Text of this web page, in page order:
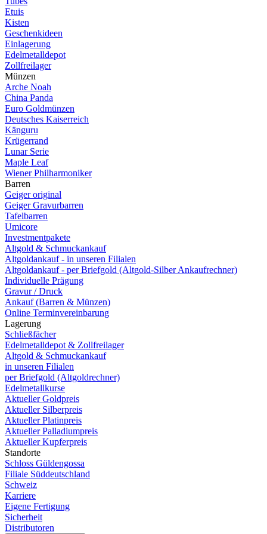
Etuis
Kisten
Geschenkideen
Einlagerung
Edelmetalldepot
Zollfreilager
Münzen
Arche Noah
China Panda
Euro Goldmünzen
Deutsches Kaiserreich
Känguru
Krügerrand
Lunar Serie
Maple Leaf
Wiener Philharmoniker
Barren
Geiger original
Geiger Gravurbarren
Tafelbarren
Umicore
Investmentpakete
Altgold & Schmuckankauf
Altgoldankauf - in unseren Filialen
Altgoldankauf - per Briefgold (Altgold-Silber Ankaufrechner)
Individuelle Prägung
Gravur / Druck
Ankauf (Barren & Münzen)
Online Terminvereinbarung
Lagerung
Schließfächer
Edelmetalldepot & Zollfreilager
Altgold & Schmuckankauf
in unseren Filialen
per Briefgold (Altgoldrechner)
Edelmetallkurse
Aktueller Goldpreis
Aktueller Silberpreis
Aktueller Platinpreis
Aktueller Palladiumpreis
Aktueller Kupferpreis
Standorte
Schloss Güldengossa
Filiale Süddeutschland
Schweiz
Karriere
Eigene Fertigung
Sicherheit
Distributoren